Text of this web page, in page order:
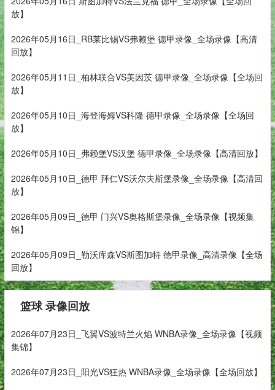
放】
2026年05月16日_RB莱比锡VS弗赖堡 德甲录像_全场录像【高清
回放】
2026年05月11日_柏林联合VS美因茨 德甲录像_全场录像【全场回
放】
2026年05月10日_海登海姆VS科隆 德甲录像_全场录像【全场回
放】
2026年05月10日_弗赖堡VS汉堡 德甲录像_全场录像【高清回放】
2026年05月10日_德甲 拜仁VS沃尔夫斯堡录像_全场录像【高清回
放】
2026年05月09日_德甲 门兴VS奥格斯堡录像_全场录像【视频集
锦】
2026年05月09日_勒沃库森VS斯图加特 德甲录像_高清录像【全场
回放】
篮球 录像回放
2026年07月23日_飞翼VS波特兰火焰 WNBA录像_全场录像【视频
集锦】
2026年07月23日_阳光VS狂热 WNBA录像_全场录像【全场回放】